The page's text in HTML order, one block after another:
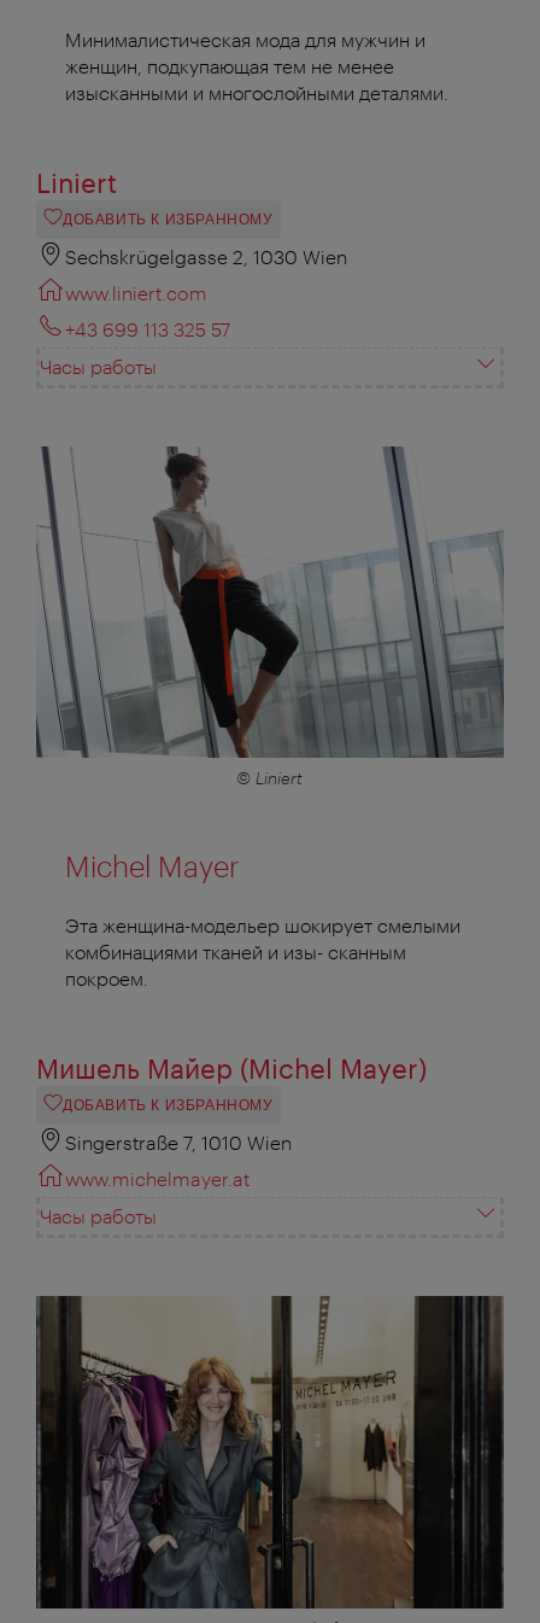
Минималистическая мода для мужчин и
женщин, подкупающая тем не менее
изысканными и многослойными деталями.
Liniert
ДОБАВИТЬ К ИЗБРАННОМУ
Sechskrügelgasse 2, 1030 Wien
www.liniert.com
+43 699 113 325 57
Часы работы
© Liniert
Michel Mayer
Эта женщина-модельер шокирует смелыми
комбинациями тканей и изы- сканным
покроем.
Мишель Майер (Michel Mayer)
ДОБАВИТЬ К ИЗБРАННОМУ
Singerstraße 7, 1010 Wien
www.michelmayer.at
Часы работы